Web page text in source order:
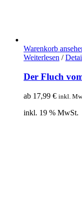
Warenkorb
Weiterlesen /
Der Fluch
ab 17,99 € inkl.
inkl. 19 % MwSt.